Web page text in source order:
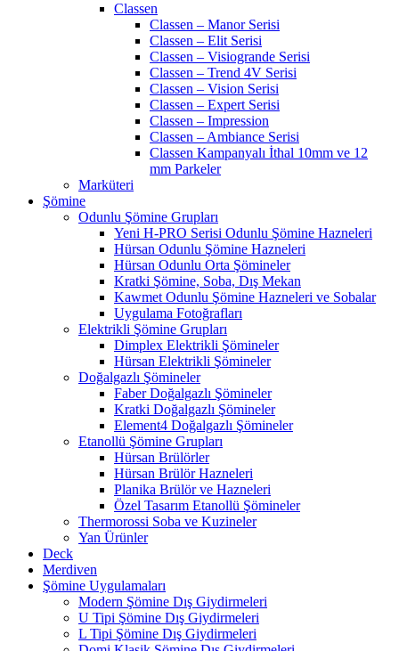
Classen
Classen – Manor Serisi
Classen – Elit Serisi
Classen – Visiogrande Serisi
Classen – Trend 4V Serisi
Classen – Vision Serisi
Classen – Expert Serisi
Classen – Impression
Classen – Ambiance Serisi
Classen Kampanyalı İthal 10mm ve 12
mm Parkeler
Marküteri
Şömine
Odunlu Şömine Grupları
Yeni H-PRO Serisi Odunlu Şömine Hazneleri
Hürsan Odunlu Şömine Hazneleri
Hürsan Odunlu Orta Şömineler
Kratki Şömine, Soba, Dış Mekan
Kawmet Odunlu Şömine Hazneleri ve Sobalar
Uygulama Fotoğrafları
Elektrikli Şömine Grupları
Dimplex Elektrikli Şömineler
Hürsan Elektrikli Şömineler
Doğalgazlı Şömineler
Faber Doğalgazlı Şömineler
Kratki Doğalgazlı Şömineler
Element4 Doğalgazlı Şömineler
Etanollü Şömine Grupları
Hürsan Brülörler
Hürsan Brülör Hazneleri
Planika Brülör ve Hazneleri
Özel Tasarım Etanollü Şömineler
Thermorossi Soba ve Kuzineler
Yan Ürünler
Deck
Merdiven
Şömine Uygulamaları
Modern Şömine Dış Giydirmeleri
U Tipi Şömine Dış Giydirmeleri
L Tipi Şömine Dış Giydirmeleri